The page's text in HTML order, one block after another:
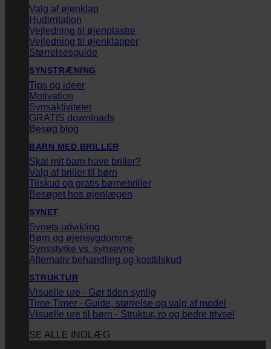
Valg af øjenklap
Hudirritation
Vejledning til øjenplastre
Vejledning til øjenklapper
Størrelsesguide
SYNSTRÆNING
Tips og ideer
Motivation
Synsaktiviteter
GRATIS downloads
Besøg blog
BARN MED BRILLER
Skal mit barn have briller?
Valg af briller til børn
Tilskud og gratis børnebriller
Besøget hos øjenlægen
SYNET
Synets udvikling
Børn og øjensygdomme
Synsstyrke vs. synsevne
Alternativ behandling og kosttilskud
STRUKTUR
Visuelle ure - Gør tiden synlig
Time Timer - Guide, størrelse og valg af model
Visuelle ure til børn - Struktur, ro og bedre trivsel
SE ALLE INDLÆG